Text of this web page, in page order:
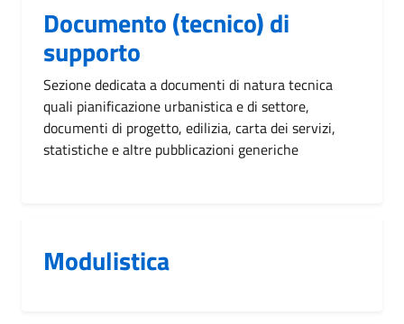
Documento (tecnico) di
supporto
Sezione dedicata a documenti di natura tecnica
quali pianificazione urbanistica e di settore,
documenti di progetto, edilizia, carta dei servizi,
statistiche e altre pubblicazioni generiche
Modulistica